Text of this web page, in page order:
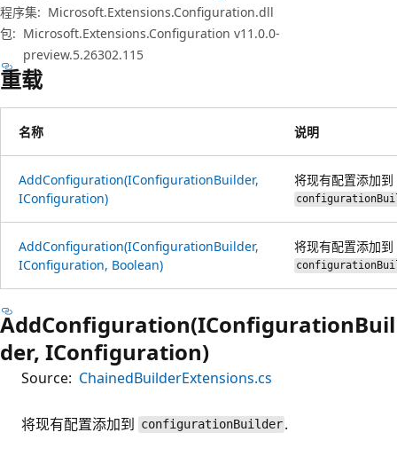
程序集: Microsoft.Extensions.Configuration.dll
包: Microsoft.Extensions.Configuration v11.0.0-
preview.5.26302.115
重载
名称 说明
AddConfiguration(IConfigurationBuilder,
IConfiguration)
将现有配置添加到
AddConfiguration(IConfigurationBuilder,
IConfiguration, Boolean)
将现有配置添加到
AddConfiguration(IConfigurationBuil
der, IConfiguration)
Source: ChainedBuilderExtensions.cs
将现有配置添加到 configurationBuilder .